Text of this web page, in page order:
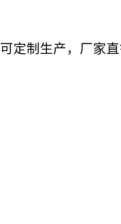
定制生产，厂家直